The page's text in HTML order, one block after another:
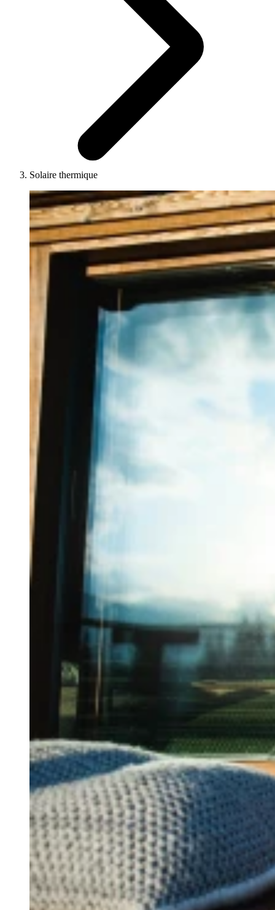
Solaire thermique